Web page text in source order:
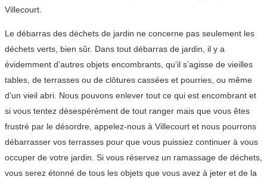
Villecourt.
Le débarras des déchets de jardin ne concerne pas seulement les
déchets verts, bien sûr. Dans tout débarras de jardin, il y a
évidemment d’autres objets encombrants, qu’il s’agisse de vieilles
tables, de terrasses ou de clôtures cassées et pourries, ou même
d’un vieil abri. Nous pouvons enlever tout ce qui est encombrant et
si vous tentez désespérément de tout ranger mais que vous êtes
frustré par le désordre, appelez-nous à Villecourt et nous pourrons
débarrasser vos terrasses pour que vous puissiez continuer à vous
occuper de votre jardin. Si vous réservez un ramassage de déchets,
vous serez étonné de tous les objets que vous avez à jeter et de la